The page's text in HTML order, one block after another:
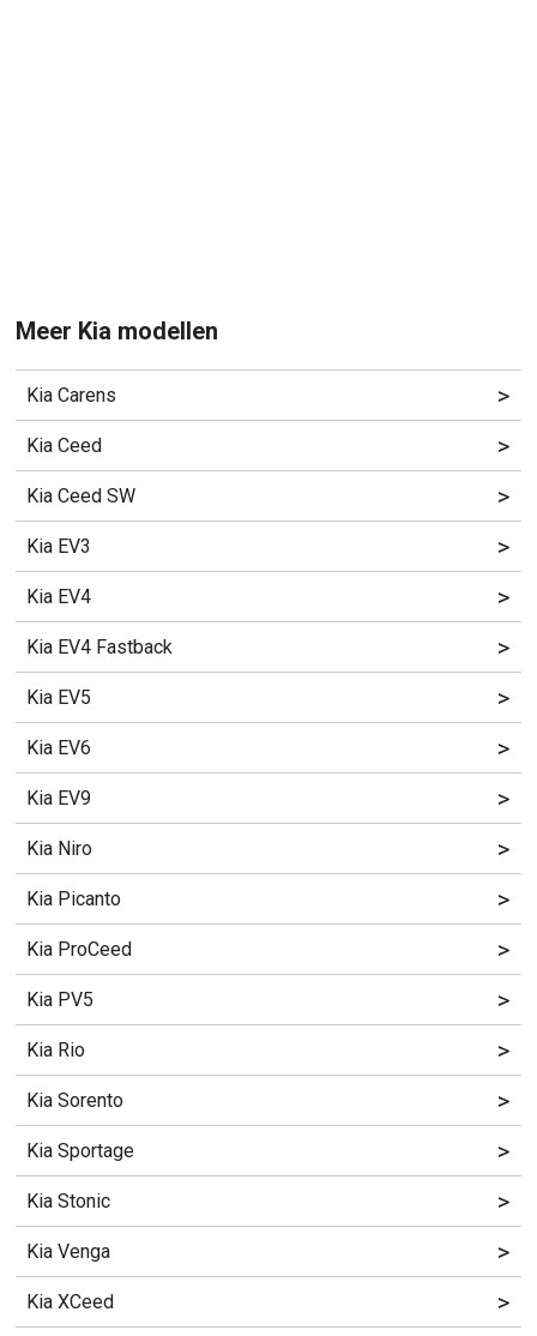
Meer Kia modellen
Kia Carens >
Kia Ceed >
Kia Ceed SW >
Kia EV3 >
Kia EV4 >
Kia EV4 Fastback >
Kia EV5 >
Kia EV6 >
Kia EV9 >
Kia Niro >
Kia Picanto >
Kia ProCeed >
Kia PV5 >
Kia Rio >
Kia Sorento >
Kia Sportage >
Kia Stonic >
Kia Venga >
Kia XCeed >